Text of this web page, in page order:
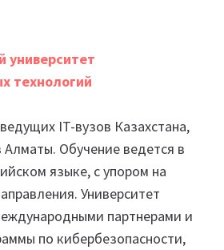
технологий
IT-вузов Казахстана,
Обучение ведется в
языке, с упором на
Университет
партнерами и
по кибербезопасности,